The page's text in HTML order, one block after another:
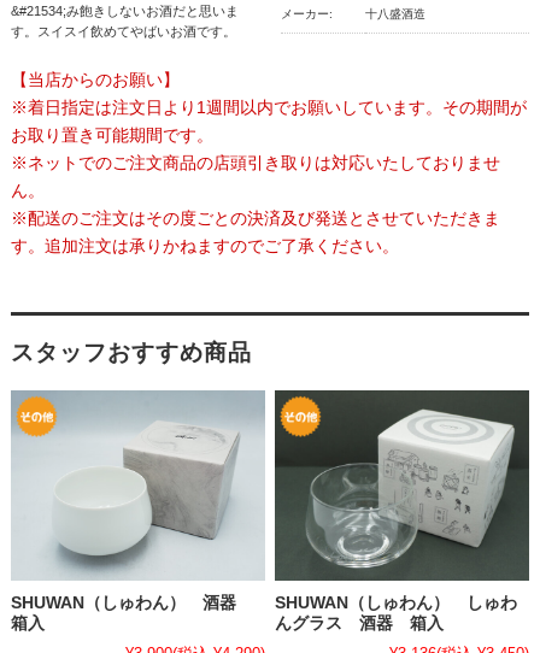
&#21534;み飽きしないお酒だと思いま
す。スイスイ飲めてやばいお酒です。
メーカー: 十八盛酒造
【当店からのお願い】
※着日指定は注文日より1週間以内でお願いしています。その期間が
お取り置き可能期間です。
※ネットでのご注文商品の店頭引き取りは対応いたしておりませ
ん。
※配送のご注文はその度ごとの決済及び発送とさせていただきま
す。追加注文は承りかねますのでご了承ください。
スタッフおすすめ商品
SHUWAN（しゅわん） 酒器
箱入
SHUWAN（しゅわん） しゅわ
んグラス 酒器 箱入